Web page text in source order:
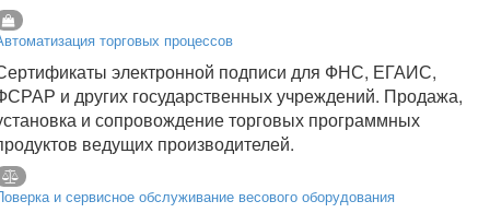
торговых процессов
электронной подписи для ФНС, ЕГАИС,
и других государственных учреждений. Продажа,
и сопровождение торговых программных
ведущих производителей.
и сервисное обслуживание весового оборудования